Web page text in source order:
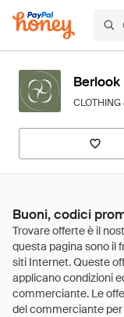
Berlook
CLOTHING
Buoni, codici